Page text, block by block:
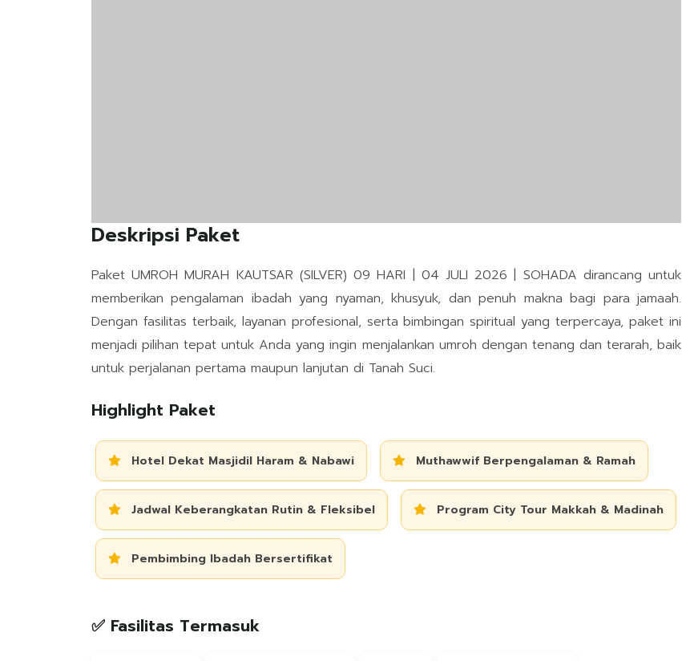
Deskripsi Paket
Paket UMROH MURAH KAUTSAR (SILVER) 09 HARI | 04 JULI 2026 | SOHADA dirancang untuk
memberikan pengalaman ibadah yang nyaman, khusyuk, dan penuh makna bagi para jamaah.
Dengan fasilitas terbaik, layanan profesional, serta bimbingan spiritual yang terpercaya, paket ini
menjadi pilihan tepat untuk Anda yang ingin menjalankan umroh dengan tenang dan terarah, baik
untuk perjalanan pertama maupun lanjutan di Tanah Suci.
Highlight Paket
Hotel Dekat Masjidil Haram & Nabawi Muthawwif Berpengalaman & Ramah
Jadwal Keberangkatan Rutin & Fleksibel Program City Tour Makkah & Madinah
Pembimbing Ibadah Bersertifikat
✅ Fasilitas Termasuk